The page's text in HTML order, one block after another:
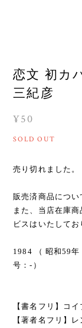
恋文 初
三紀彦
¥50
SOLD OUT
売り切れました。
販売済商品につい
また、当店在庫
ビスはいたしてお
1984 （ 昭和59
号：-）
【書名フリ】コイ
【著者名フリ】